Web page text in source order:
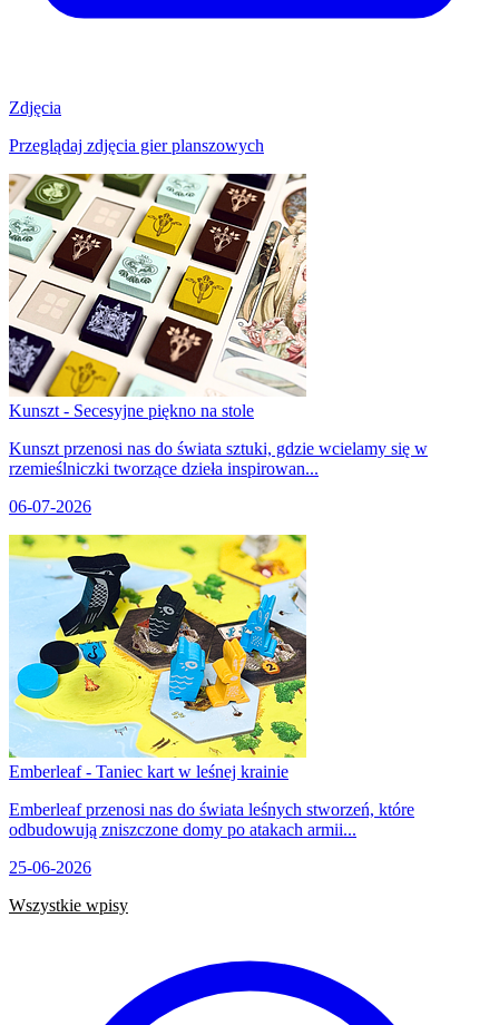
Zdjęcia
Przeglądaj zdjęcia gier planszowych
Kunszt - Secesyjne piękno na stole
Kunszt przenosi nas do świata sztuki, gdzie wcielamy się w
rzemieślniczki tworzące dzieła inspirowan...
06-07-2026
Emberleaf - Taniec kart w leśnej krainie
Emberleaf przenosi nas do świata leśnych stworzeń, które
odbudowują zniszczone domy po atakach armii...
25-06-2026
Wszystkie wpisy